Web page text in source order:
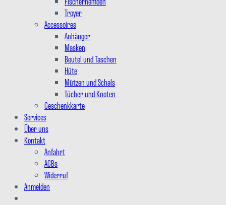
Troyer
Accessoires
Anhänger
Masken
Beutel und Taschen
Hüte
Mützen und Schals
Tücher und Knoten
Geschenkkarte
Services
Über uns
Kontakt
Anfahrt
AGBs
Widerruf
Anmelden